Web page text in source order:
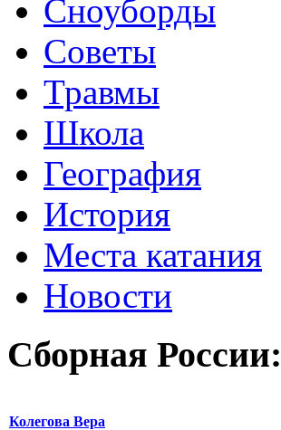
Сноуборды
Советы
Травмы
Школа
География
История
Места катания
Новости
Сборная России:
Колегова Вера